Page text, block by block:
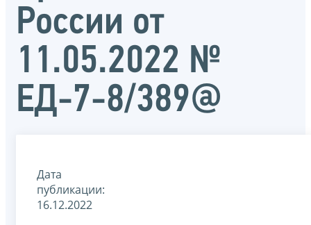
России от
11.05.2022 №
ЕД-7-8/389@
Дата
публикации:
16.12.2022